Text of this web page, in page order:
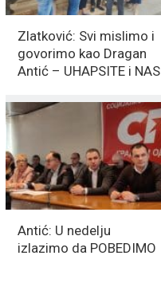
Zlatković: Svi mislimo i
govorimo kao Dragan
Antić – UHAPSITE i NAS
Antić: U nedelju
izlazimo da POBEDIMO